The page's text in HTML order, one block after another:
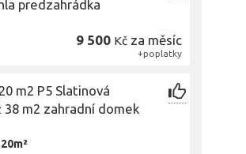
predzahrádka
9 500 Kč za měsíc
+poplatky
m2 P5 Slatinová
38 m2 zahradní domek